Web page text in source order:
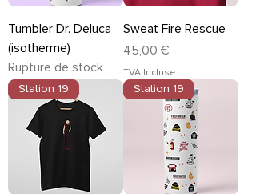
Tumbler Dr. Deluca
(isotherme)
Rupture de stock
Sweat Fire Rescue
Prix
45,00 €
TVA Incluse
Station 19 Station 19